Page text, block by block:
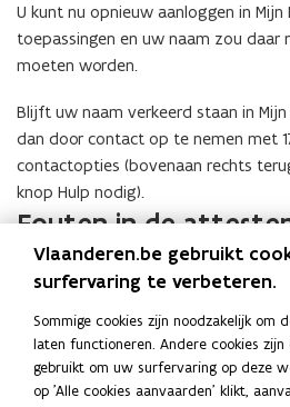
U kunt nu opnieuw aanloggen in
toepassingen en uw naam zou daar
moeten worden.
Blijft uw naam verkeerd staan in
dan door contact op te nemen met
contactopties (bovenaan rechts
knop Hulp nodig).
Fouten in de
Burgerprofiel
Burgerprofiel, dan dient u deze te
deze attesten aanbiedt. Vaak is dat
geval kunt u zich wenden tot het
Vlaanderen.be gebruikt
surfervaring te verbeteren.
Sommige cookies zijn noodzakelijk om
laten functioneren. Andere cookies
gebruikt om uw surfervaring op deze
op 'Alle cookies aanvaarden' klikt,